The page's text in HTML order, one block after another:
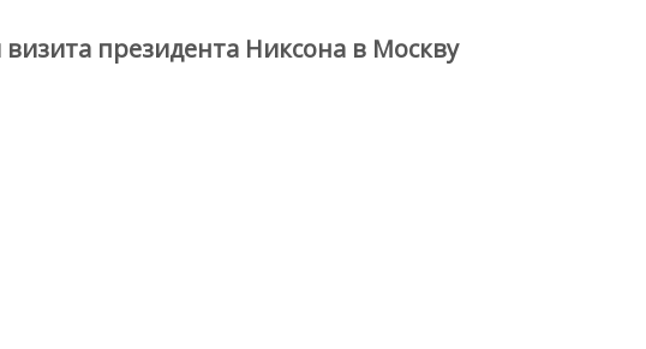
президента Никсона в Москву